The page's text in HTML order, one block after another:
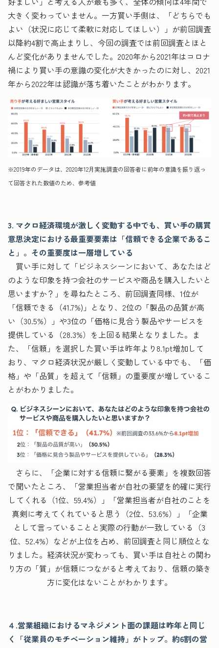
大きく変わっていません。一方買い手側は、「どちらでも
よい（状況に応じて柔軟に対応してほしい）」が前回調査
以降約4割で高止まりし、今回の調査では前回調査とほと
んど変化がありませんでした。2020年から2021年はコロナ
禍により買い手の意識の変化が大きかったのに対し、2021
年から2022年は認識が落ち着いたことがわかります。
※2019年のデータは、2020年12月実施調査の回答者に前年の意識を振り返っ
て回答された数値のため、参考値
3. マクロ経済環境が激しく変動する中でも、買い手の購買
意思決定における最重要要素は「信頼できる企業であるこ
と」。その重要度は一層増している
買い手に対して「ビジネスシーンにおいて、あなたはど
のような印象を持つ会社のサービスや商品を購入したいと
思いますか？」を尋ねたところ、前回調査同様、1位が
「信頼できる（41.7%)」となり、2位の「製品の品質が高
い（30.5%）」や3位の「価格に見合う製品やサービスを
提供している（28.3%）を上回る結果となりました。ま
た、「信頼」を選択した買い手は昨年より8.1pt増加して
おり、マクロ経済状況が厳しく変動している中でも、「価
格」や「品質」を超えて「信頼」の重要度が増しているこ
とがわかりました。
さらに、「企業に対する信頼に繋がる要素」を複数回答
で聞いたところ、「営業担当者が自社の要望を的確に実行
してくれる（1位、59.4%）」「営業担当者が自社のことを
真剣に考えてくれていると思う（2位、53.6%）」「企業
として言っていることと実際の行動が一致している（3
位、52.4%）などが上位を占め、前回調査と同じ順位とな
りました。経済状況が変わっても、買い手は自社との関わ
り方の「質」が信頼につながると考えており、信頼の築き
方に変化はないことがわかります。
４.営業組織におけるマネジメント面の課題は昨年と同じ
く「従業員のモチベーション維持」がトップ。約6割の営